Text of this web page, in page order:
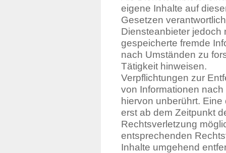
eigene Inhalte auf
Gesetzen
Diensteanbieter jedoch
gespeicherte fremde
nach Umständen zu
Tätigkeit hinweisen.
Verpflichtungen zur
von Informationen
hiervon unberührt.
erst ab dem Zeitpunkt
Rechtsverletzung
entsprechenden
Inhalte umgehend